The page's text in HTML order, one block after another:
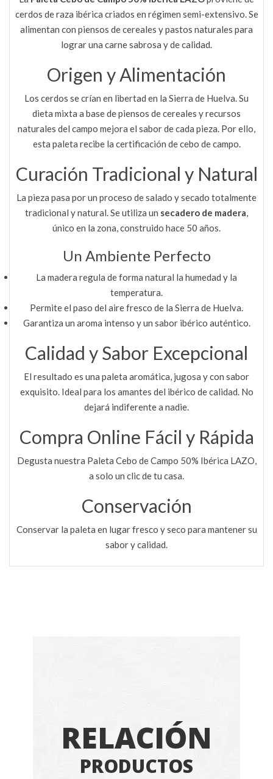
cerdos de raza ibérica criados en régimen semi-extensivo. Se
alimentan con piensos de cereales y pastos naturales para
lograr una carne sabrosa y de calidad.
Origen y Alimentación
Los cerdos se crían en libertad en la Sierra de Huelva. Su
dieta mixta a base de piensos de cereales y recursos
naturales del campo mejora el sabor de cada pieza. Por ello,
esta paleta recibe la certificación de cebo de campo.
Curación Tradicional y Natural
La pieza pasa por un proceso de salado y secado totalmente
tradicional y natural. Se utiliza un secadero de madera,
único en la zona, construido hace 50 años.
Un Ambiente Perfecto
La madera regula de forma natural la humedad y la
temperatura.
Permite el paso del aire fresco de la Sierra de Huelva.
Garantiza un aroma intenso y un sabor ibérico auténtico.
Calidad y Sabor Excepcional
El resultado es una paleta aromática, jugosa y con sabor
exquisito. Ideal para los amantes del ibérico de calidad. No
dejará indiferente a nadie.
Compra Online Fácil y Rápida
Degusta nuestra Paleta Cebo de Campo 50% Ibérica LAZO,
a solo un clic de tu casa.
Conservación
Conservar la paleta en lugar fresco y seco para mantener su
sabor y calidad.
RELACIÓN
PRODUCTOS